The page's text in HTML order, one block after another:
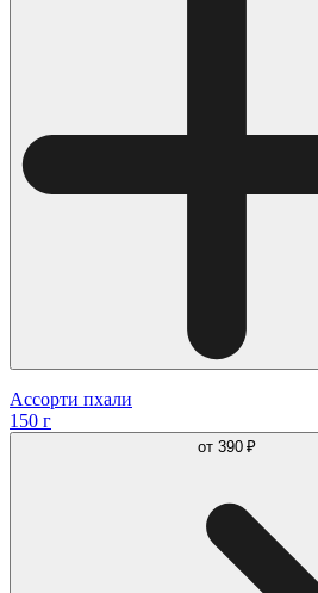
Ассорти пхали
150 г
от 390 ₽